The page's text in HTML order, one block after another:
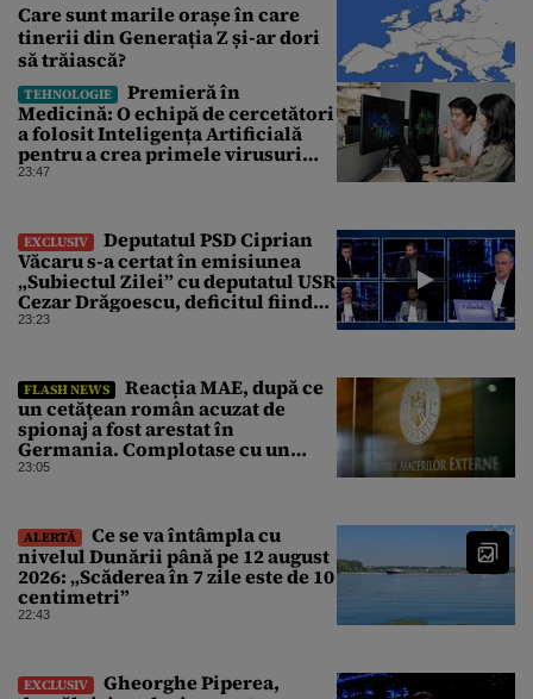
Care sunt marile orașe în care
tinerii din Generația Z și-ar dori
să trăiască?
TEHNOLOGIE
Premieră în
Medicină: O echipă de cercetători
a folosit Inteligența Artificială
pentru a crea primele virusuri
sintetice la tratarea de E.coli
23:47
EXCLUSIV
Deputatul PSD Ciprian
Văcaru s-a certat în emisiunea
„Subiectul Zilei” cu deputatul USR
Cezar Drăgoescu, deficitul fiind
motivul scandalului
23:23
FLASH NEWS
Reacția MAE, după ce
un cetăţean român acuzat de
spionaj a fost arestat în
Germania. Complotase cu un
ucrainean ca să asasineze un
23:05
ALERTĂ
Ce se va întâmpla cu
nivelul Dunării până pe 12 august
2026: „Scăderea în 7 zile este de 10
centimetri”
22:43
EXCLUSIV
Gheorghe Piperea,